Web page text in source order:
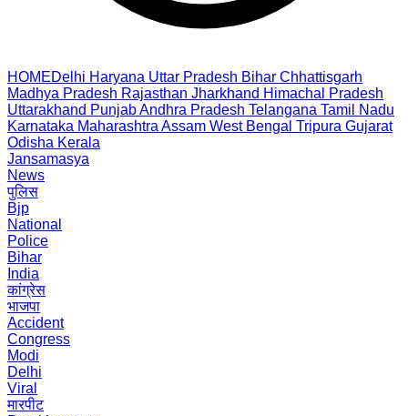
HOMEDelhi Haryana Uttar Pradesh Bihar Chhattisgarh
Madhya Pradesh Rajasthan Jharkhand Himachal Pradesh
Uttarakhand PunjabAndhra Pradesh Telangana Tamil Nadu
Karnataka Maharashtra Assam West Bengal Tripura Gujarat
Odisha Kerala
Jansamasya
News
पुलिस
Bjp
National
Police
Bihar
India
कांग्रेस
भाजपा
Accident
Congress
Modi
Delhi
Viral
मारपीट